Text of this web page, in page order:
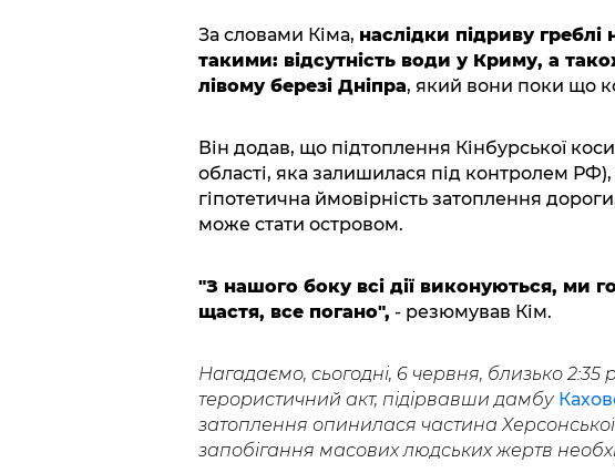
За словами Кіма, наслідки підриву
такими: відсутність води у Криму, а
лівому березі Дніпра, який вони поки що
Він додав, що підтоплення Кінбурської коси
області, яка залишилася під контролем
гіпотетична ймовірність затоплення
може стати островом.
"З нашого боку всі дії виконуються, ми
щастя, все погано", - резюмував Кім.
Нагадаємо, сьогодні, 6 червня, близько 2:35
терористичний акт, підірвавши дамбу
затоплення опинилася частина Херсонської
запобігання масових людських жертв